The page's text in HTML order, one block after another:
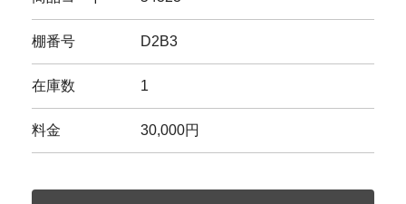
棚番号 D2B3
在庫数 1
料金 30,000円